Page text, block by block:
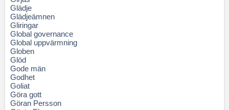
Glädje
Glädjeämnen
Gliringar
Global governance
Global uppvärmning
Globen
Glöd
Gode män
Godhet
Goliat
Göra gott
Göran Persson